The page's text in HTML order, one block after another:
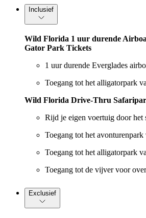
Inclusief
Wild Florida 1 uur durende
Gator Park Tickets
1 uur durende Everglades
Toegang tot het alligatorpark
Wild Florida Drive-Thru
Rijd je eigen voertuig door het
Toegang tot het
Toegang tot het alligatorpark
Toegang tot de vijver voor
Exclusief